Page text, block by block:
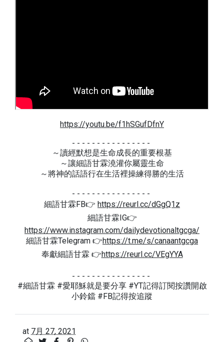
https://youtu.be/f1hSGufDfnY
- - - - - - - - - - - - - - - -
～讀經默想是生命成長的重要根基
～讓細語甘霖澆灌你屬靈生命
～將神的話語行在生活裡操練得勝的生活
- - - - - - - - - - - - - - - -
細語甘霖FB👉 https://reurl.cc/dGgQ1z
細語甘霖IG👉
https://www.instagram.com/dailydevotionaltgcga/
細語甘霖Telegram 👉https://t.me/s/canaantgcga
奉獻細語甘霖 👉https://reurl.cc/VEgYYA
- - - - - - - - - - - - - - - -
#細語甘霖 #愛耶穌就是要分享 #YT記得訂閱按讚開啟
小鈴鐺 #FB記得按追蹤
at 7月 27, 2021